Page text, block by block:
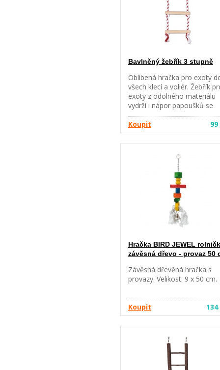
Bavlněný žebřík 3 stupně
Oblíbená hračka pro exoty
všech klecí a voliér. Žebřík
exoty z odolného materiálu
vydrží i nápor papoušků se
silnými zobáky. Různé
kombinace. Délka: 45 cm
Koupit 99
Hračka BIRD JEWEL
závěsná dřevo - provaz 50
Závěsná dřevěná hračka s
provazy. Velikost: 9 x 50 cm.
Koupit 134